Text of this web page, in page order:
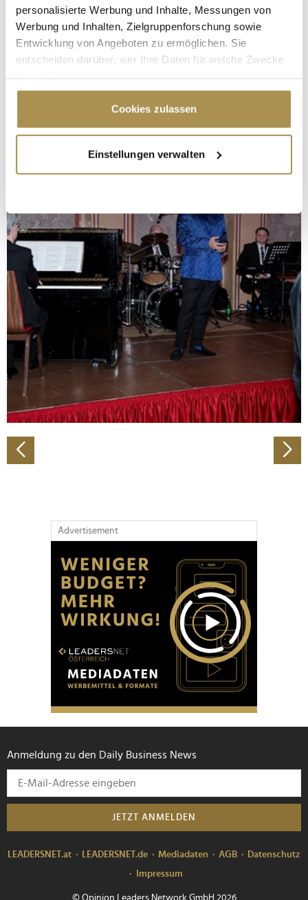
personalisierte Werbung und Inhalte, Messungen von
Werbung und Inhalten, Zielgruppenforschung sowie
Entwicklung von Angeboten zu ermöglichen. Sie
entscheiden darüber, wer Ihre Daten für welche Zwecke
Cookie-Erklärung oder durch Klicken auf das Privacy
Trigger Symbol ändern oder widerrufen
Informationen über Ihre geografische Lage
erfassen, welche bis auf einige Meter genau sein
bestimmten Merkmalen (Fingerprinting) identifizieren
Erfahren Sie mehr darüber, wie Ihre persönlichen Daten
verarbeitet werden, und legen Sie Ihre Präferenzen im
Abschnitt Einzelheiten fest.
Wir verwenden Cookies, um Inhalte und Anzeigen zu
personalisieren, Funktionen für soziale Medien anbieten
zu können und die Zugriffe auf unsere Website zu
analysieren. Außerdem geben wir Informationen zu Ihrer
Verwendung unserer Website an unsere Partner für
soziale Medien, Werbung und Analysen weiter. Unsere
Partner führen diese Informationen möglicherweise mit
haben oder die sie im Rahmen Ihrer Nutzung der Dienste
gesammelt haben.
Cookies zulassen
Einstellungen verwalten
Advertisement
Anmeldung zu den Daily Business News
JETZT ANMELDEN
LEADERSNET.at LEADERSNET.de Mediadaten AGB
Datenschutz
Impressum